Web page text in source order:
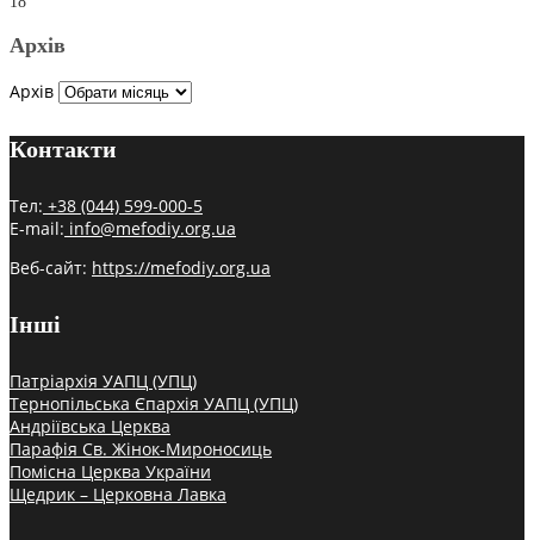
Архів
Архів
Контакти
Тел: +38 (044) 599-000-5
E-mail: info@mefodiy.org.ua
Веб-сайт: https://mefodiy.org.ua
Інші
Патріархія УАПЦ (УПЦ)
Тернопільська Єпархія УАПЦ (УПЦ)
Андріївська Церква
Парафія Св. Жінок-Мироносиць
Помісна Церква України
Щедрик – Церковна Лавка